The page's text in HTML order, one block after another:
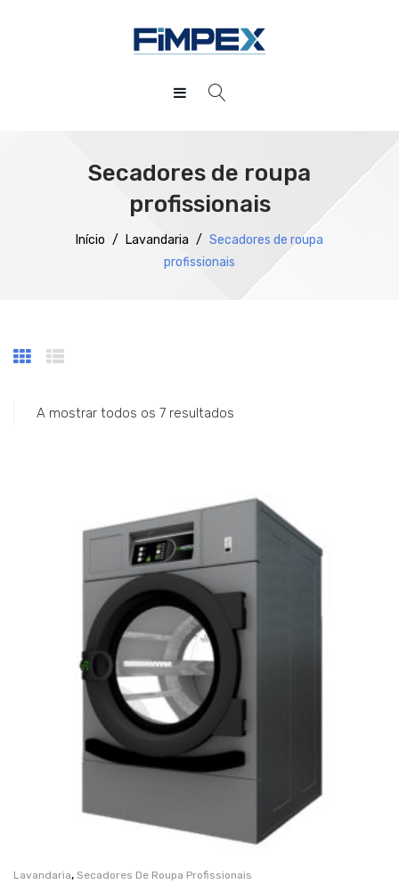
QUEM SOMOS
PRODUTOS
Preparação
Refrigeração
Catering
SERVIÇOS
DOWNLOADS
Secadores de roupa
profissionais
Início / Lavandaria / Secadores de roupa
profissionais
A mostrar todos os 7 resultados
Lavandaria, Secadores De Roupa Profissionais